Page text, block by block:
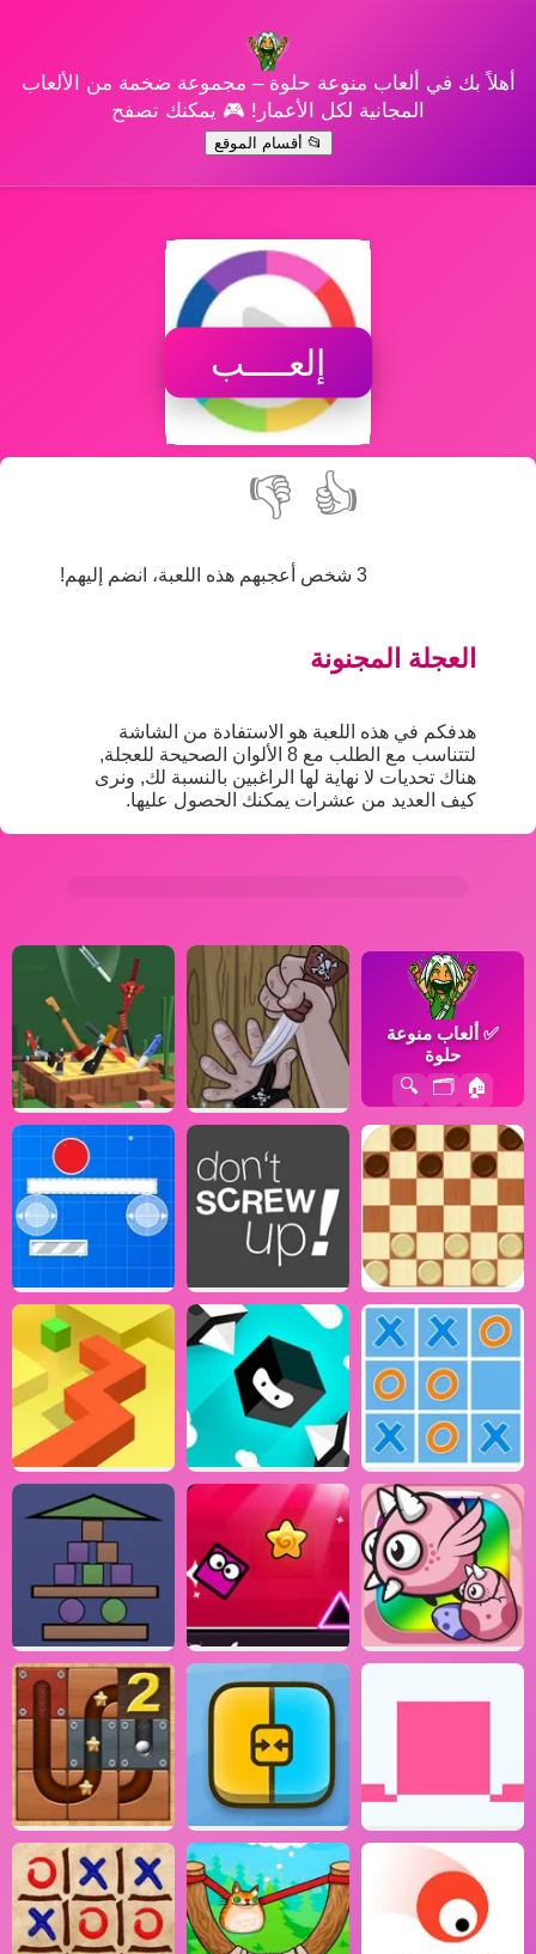
أهلاً بك في ألعاب منوعة حلوة – مجموعة ضخمة من الألعاب
المجانية لكل الأعمار! 🎮 يمكنك تصفح
📂 أقسام الموقع
إلعــــب
👍
👎
3 شخص أعجبهم هذه اللعبة، انضم إليهم!
العجلة المجنونة
هدفكم في هذه اللعبة هو الاستفادة من الشاشة
لتتناسب مع الطلب مع 8 الألوان الصحيحة للعجلة,
هناك تحديات لا نهاية لها الراغبين بالنسبة لك, ونرى
كيف العديد من عشرات يمكنك الحصول عليها.
✅ ألعاب منوعة
حلوة
🏠
🗂️
🔍